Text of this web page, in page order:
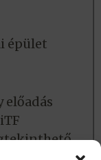
épület